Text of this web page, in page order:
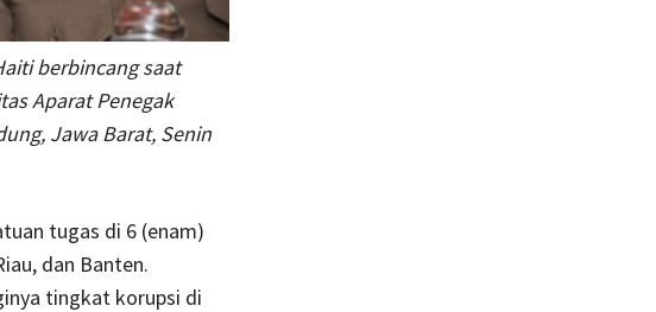
berbincang saat
Aparat Penegak
Jawa Barat, Senin
tugas di 6 (enam)
dan Banten.
tingkat korupsi di